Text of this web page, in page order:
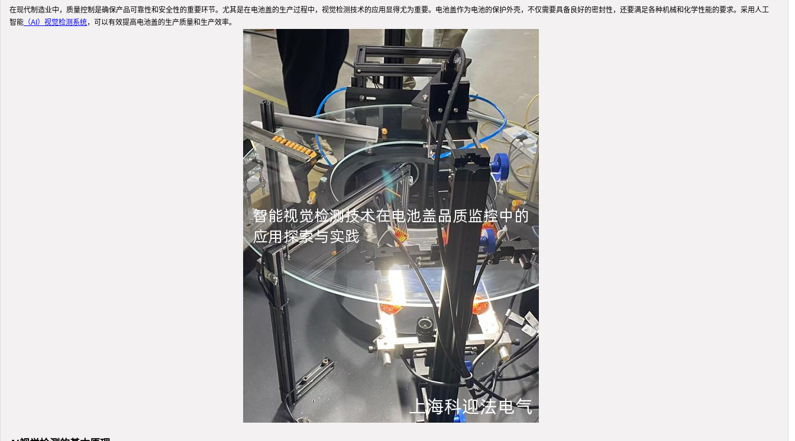
在现代制造业中，质量控制是确保产品可靠性和安全性的重要环节。尤其是在电池盖的生产过程中，视觉检测技术的应用显得尤为重要。电池盖作为电池的保护外壳，不仅需要具备良好的密封性，还要满足各种机械和化学性能的要求。采用人工
智能 （AI）视觉检测系统，可以有效提高电池盖的生产质量和生产效率。